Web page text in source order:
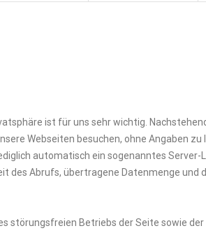
ist für uns sehr wichtig.
Webseiten besuchen, ohne Angaben zu
automatisch ein sogenanntes Server-
des Abrufs, übertragene Datenmenge und
störungsfreien Betriebs der Seite sowie der